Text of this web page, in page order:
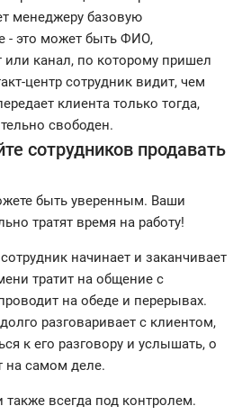
менеджеру базовую
- это может быть ФИО,
или канал, по которому пришел
центр сотрудник видит, чем
клиента только тогда,
свободен.
сотрудников продавать
быть уверенным. Ваши
тратят время на работу!
начинает и заканчивает
тратит на общение с
на обеде и перерывах.
разговаривает с клиентом,
к его разговору и услышать, о
на самом деле.
всегда под контролем.